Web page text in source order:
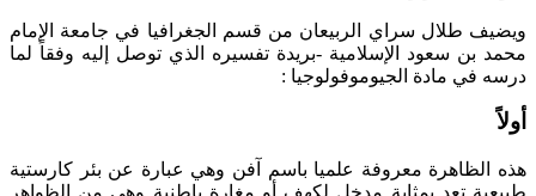
ويضيف طلال سراي الربيعان من قسم الجغرافيا في جامعة الإمام
محمد بن سعود الإسلامية -بريدة تفسيره الذي توصل إليه وفقاً لما
درسه في مادة الجيوموفولوجيا :
أولاً
هذه الظاهرة معروفة علميا باسم آفن وهي عبارة عن بئر كارستية